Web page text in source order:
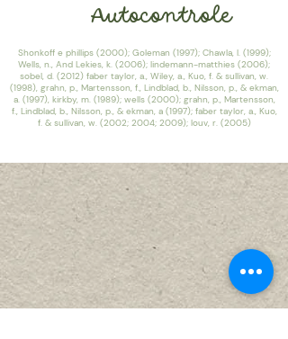
Autocontrole
Shonkoff e phillips (2000); Goleman (1997); Chawla, l. (1999);
Wells, n., And Lekies, k. (2006); lindemann-matthies (2006);
sobel, d. (2012) faber taylor, a., Wiley, a., Kuo, f. & sullivan, w.
(1998), grahn, p., Martensson, f., Lindblad, b., Nilsson, p., & ekman,
a. (1997), kirkby, m. (1989); wells (2000); grahn, p., Martensson,
f., Lindblad, b., Nilsson, p., & ekman, a (1997); faber taylor, a., Kuo,
f. & sullivan, w. (2002; 2004; 2009); louv, r. (2005)